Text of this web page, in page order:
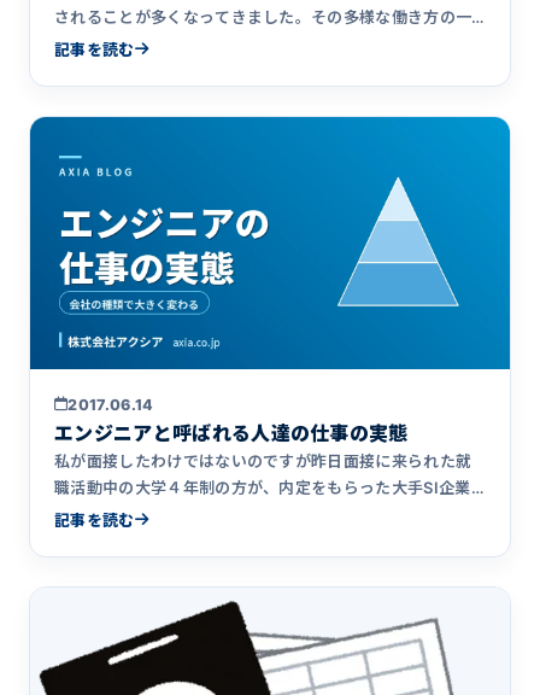
されることが多くなってきました。その多様な働き方の一
つの形として「フ&hellip;
記事を読む
2017.06.14
エンジニアと呼ばれる人達の仕事の実態
私が面接したわけではないのですが昨日面接に来られた就
職活動中の大学４年制の方が、内定をもらった大手SI企業
から「うちでは&hellip;
記事を読む